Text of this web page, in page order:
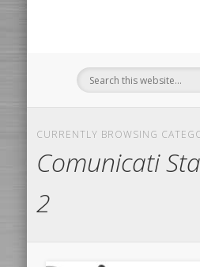
CURRENTLY BROWSING
Comunicati
2